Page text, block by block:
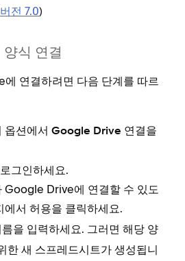
버전 7.0)
식 연결
연결하려면 다음 단계를 따르
옵션에서 Google Drive 연결을
그인하세요.
Drive에 연결할 수 있도
에서 허용을 클릭하세요.
을 입력하세요. 그러면 해당 양
한 새 스프레드시트가 생성됩니